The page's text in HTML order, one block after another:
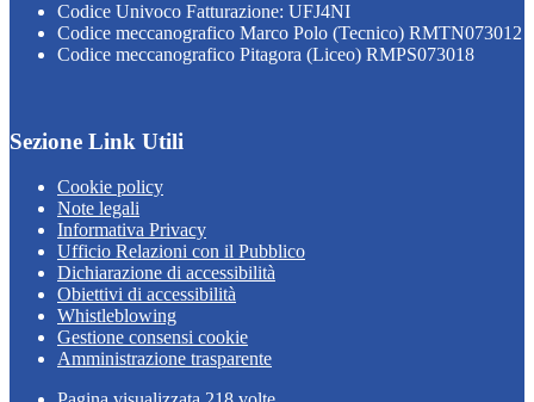
Codice Univoco Fatturazione: UFJ4NI
Codice meccanografico Marco Polo (Tecnico) RMTN073012
Codice meccanografico Pitagora (Liceo) RMPS073018
Sezione Link Utili
Cookie policy
Note legali
Informativa Privacy
Ufficio Relazioni con il Pubblico
Dichiarazione di accessibilità
Obiettivi di accessibilità
Whistleblowing
Gestione consensi cookie
Amministrazione trasparente